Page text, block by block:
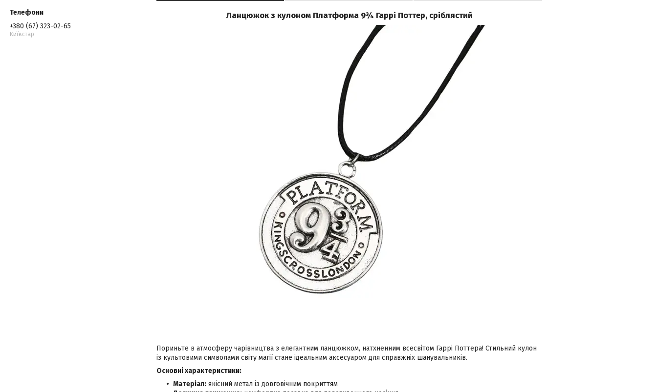
Ланцюжок з кулоном Платформа 9¾ Гаррі Поттер, сріблястий
Пориньте в атмосферу чарівництва з елегантним ланцюжком, натхненним всесвітом Гаррі Поттера! Стильний кулон
із культовими символами світу магії стане ідеальним аксесуаром для справжніх шанувальників.
Основні характеристики:
Матеріал: якісний метал із довговічним покриттям
+380 (67) 323-02-65
Київстар